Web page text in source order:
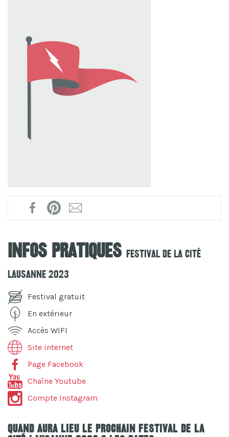
Infos pratiques Festival De La Cité
Lausanne 2023
Festival gratuit
En extérieur
Accès WIFI
Site internet
Page Facebook
Chaîne Youtube
Compte Instagram
Quand aura lieu le prochain Festival De La